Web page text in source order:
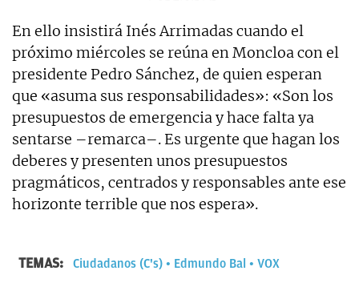
En ello insistirá Inés Arrimadas cuando el
próximo miércoles se reúna en Moncloa con el
presidente Pedro Sánchez, de quien esperan
que «asuma sus responsabilidades»: «Son los
presupuestos de emergencia y hace falta ya
sentarse –remarca–. Es urgente que hagan los
deberes y presenten unos presupuestos
pragmáticos, centrados y responsables ante ese
horizonte terrible que nos espera».
TEMAS: Ciudadanos (C's) Edmundo Bal VOX